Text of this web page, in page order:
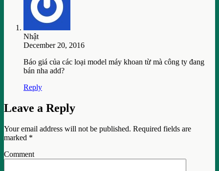
Nhật
December 20, 2016
Báo giá của các loại model máy khoan từ mà công ty đang
bán nha add?
Reply
Leave a Reply
Your email address will not be published. Required fields are
marked *
Comment